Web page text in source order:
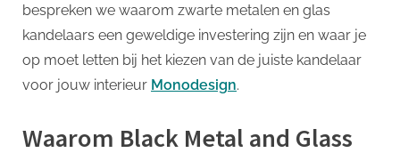
aan
Je
bespreken we waarom zwarte metalen en glas
kandelaars een geweldige investering zijn en waar je
op moet letten bij het kiezen van de juiste kandelaar
voor jouw interieur Monodesign.
Waarom Black Metal and Glass